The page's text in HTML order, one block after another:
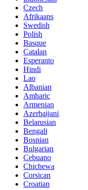
Czech
Afrikaans
Swedish
Polish
Basque
Catalan
Esperanto
Hindi
Lao
Albanian
Amharic
Armenian
Azerbaijani
Belarusian
Bengali
Bosnian
Bulgarian
Cebuano
Chichewa
Corsican
Croatian